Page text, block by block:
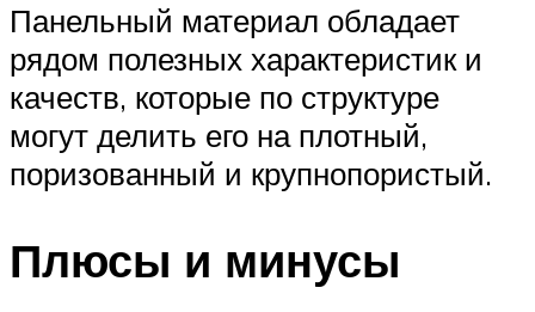
Панельный материал обладает
рядом полезных характеристик и
качеств, которые по структуре
могут делить его на плотный,
поризованный и крупнопористый.
Плюсы и минусы